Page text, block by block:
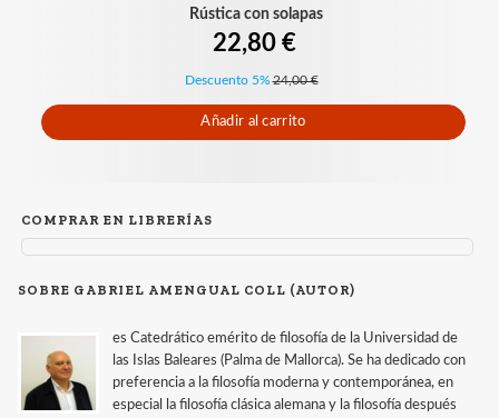
Rústica con solapas
22,80 €
Descuento 5% 24,00 €
Añadir al carrito
COMPRAR EN LIBRERÍAS
SOBRE GABRIEL AMENGUAL COLL (AUTOR)
es Catedrático emérito de filosofía de la Universidad de
las Islas Baleares (Palma de Mallorca). Se ha dedicado con
preferencia a la filosofía moderna y contemporánea, en
especial la filosofía clásica alemana y la filosofía después